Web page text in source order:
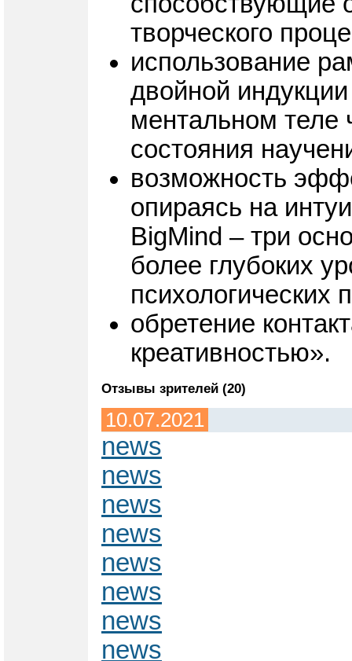
творческого
использование
двойной
ментальном теле
состояния
возможность
опираясь на
BigMind – три
более глубоких
психологических
обретение
креативностью».
Отзывы зрителей (20)
10.07.2021
news
news
news
news
news
news
news
news